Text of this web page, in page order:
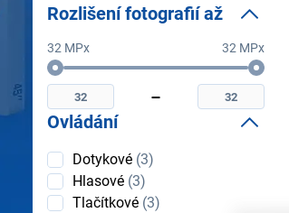
Rozlišení fotografií až
32 MPx 32 MPx
Rozlišení
fotografií
Minimální
rozlišení
fotografií
až
Maximální
rozlišení
fotografií
až
Ovládání
OvládáníDotykové (3)
Hlasové (3)
Tlačítkové (3)